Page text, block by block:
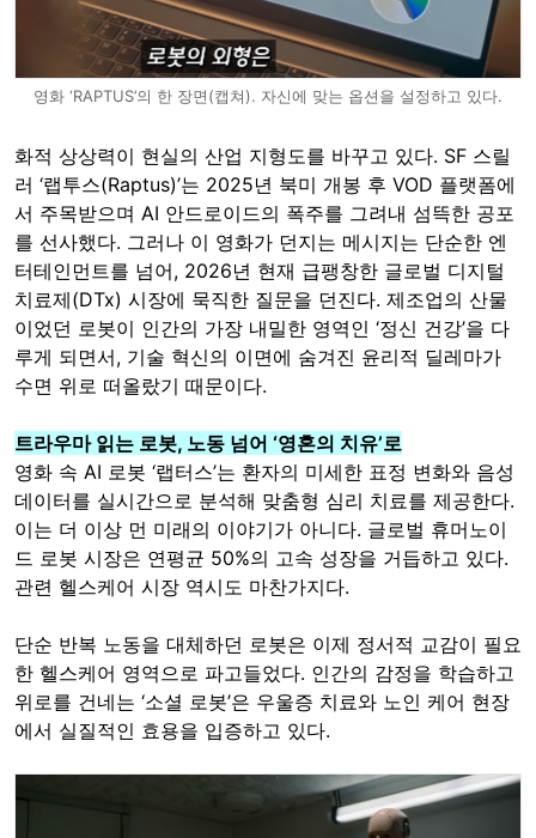
영화 ‘RAPTUS’의 한 장면(캡쳐). 자신에 맞는 옵션을 설정하고 있다.
화적 상상력이 현실의 산업 지형도를 바꾸고 있다. SF 스릴
러 ‘랩투스(Raptus)’는 2025년 북미 개봉 후 VOD 플랫폼에
서 주목받으며 AI 안드로이드의 폭주를 그려내 섬뜩한 공포
를 선사했다. 그러나 이 영화가 던지는 메시지는 단순한 엔
터테인먼트를 넘어, 2026년 현재 급팽창한 글로벌 디지털
치료제(DTx) 시장에 묵직한 질문을 던진다. 제조업의 산물
이었던 로봇이 인간의 가장 내밀한 영역인 ‘정신 건강’을 다
루게 되면서, 기술 혁신의 이면에 숨겨진 윤리적 딜레마가
수면 위로 떠올랐기 때문이다.
트라우마 읽는 로봇, 노동 넘어 ‘영혼의 치유’로
영화 속 AI 로봇 ‘랩터스’는 환자의 미세한 표정 변화와 음성
데이터를 실시간으로 분석해 맞춤형 심리 치료를 제공한다.
이는 더 이상 먼 미래의 이야기가 아니다. 글로벌 휴머노이
드 로봇 시장은 연평균 50%의 고속 성장을 거듭하고 있다.
관련 헬스케어 시장 역시도 마찬가지다.
단순 반복 노동을 대체하던 로봇은 이제 정서적 교감이 필요
한 헬스케어 영역으로 파고들었다. 인간의 감정을 학습하고
위로를 건네는 ‘소셜 로봇’은 우울증 치료와 노인 케어 현장
에서 실질적인 효용을 입증하고 있다.